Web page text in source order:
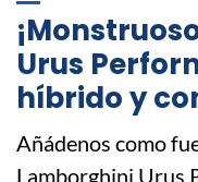
Urus
híbrido y
Añádenos como
Lamborghini Urus